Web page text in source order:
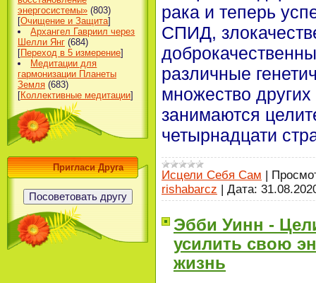
энергосистемы» (803)
[Очищение и Защита]
Архангел Гавриил через
Шелли Янг (684)
[Переход в 5 измерение]
Медитации для
гармонизации Планеты
Земля (683)
[Коллективные медитации]
Пригласи Друга
рака и теперь
СПИД,
различные
множество
занимаются
четырнадцати
Исцели Себя Сам |
rishabarcz | Дата:
Эбби Уинн -
усилить свою
жизнь